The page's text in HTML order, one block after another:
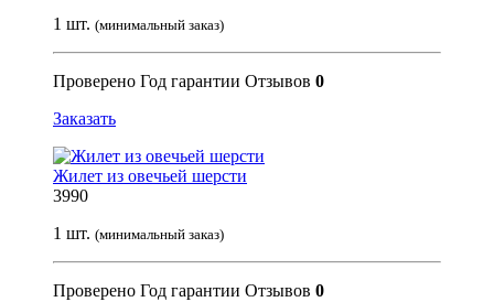
1 шт. (минимальный заказ)
Проверено Год гарантии Отзывов 0
Заказать
Жилет из овечьей шерсти
3990
1 шт. (минимальный заказ)
Проверено Год гарантии Отзывов 0